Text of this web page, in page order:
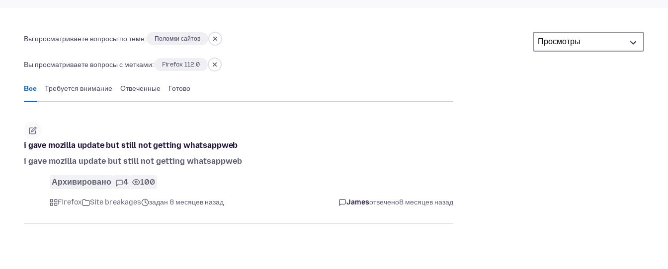
Вы просматриваете вопросы по теме: Поломки сайтов
Вы просматриваете вопросы с метками: Firefox 112.0
Все Требуется внимание Отвеченные Готово
i gave mozilla update but still not getting whatsappweb
i gave mozilla update but still not getting whatsappweb
Архивировано 4 100
Firefox Site breakages задан 8 месяцев назад Jamesотвечено8 месяцев назад